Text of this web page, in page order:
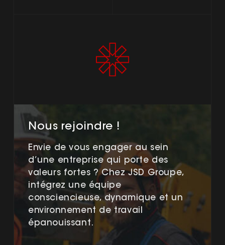
Nous rejoindre !
Envie de vous engager au sein
d’une entreprise qui porte des
valeurs fortes ? Chez JSD Groupe,
intégrez une équipe
consciencieuse, dynamique et un
environnement de travail
épanouissant.